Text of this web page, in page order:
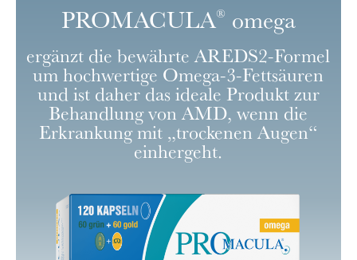
PROMACULA® omega
ergänzt die bewährte AREDS2-Formel
um hochwertige Omega-3-Fettsäuren
und ist daher das ideale Produkt zur
Behandlung von AMD, wenn die
Erkrankung mit „trockenen Augen“
einhergeht.